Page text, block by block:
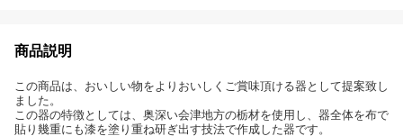
商品説明
この商品は、おいしい物をよりおいしくご賞味頂ける器として提案致し
ました。
この器の特徴としては、奥深い会津地方の栃材を使用し、器全体を布で
貼り幾重にも漆を塗り重ね研ぎ出す技法で作成した器です。